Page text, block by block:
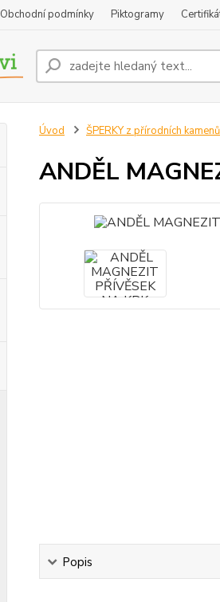
Obchodní podmínky Piktogramy
Úvod ŠPERKY z přírodních kamenů
ANDĚL
Popis